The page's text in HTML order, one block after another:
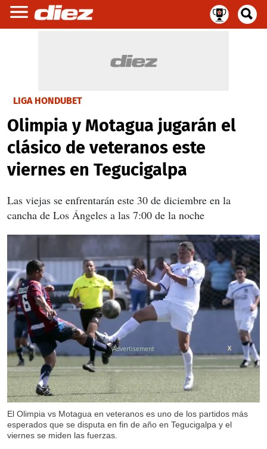
LIGA HONDUBET
Olimpia y Motagua jugarán el
clásico de veteranos este
viernes en Tegucigalpa
Las viejas se enfrentarán este 30 de diciembre en la
cancha de Los Ángeles a las 7:00 de la noche
El Olimpia vs Motagua en veteranos es uno de los partidos más
esperados que se disputa en fin de año en Tegucigalpa y el
viernes se miden las fuerzas.
X